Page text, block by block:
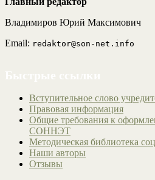
Владимиров Юрий Максимович
Email: redaktor@son-net.info
Вступительное слово
Правовая информация
Общие требования к
СОННЭТ
Методическая библиотека
Наши авторы
Отзывы